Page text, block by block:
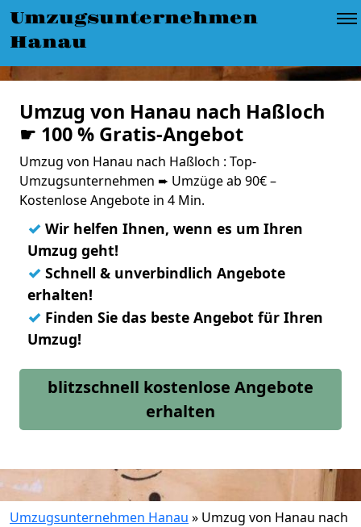
Umzugsunternehmen
Hanau
Umzug von Hanau nach Haßloch
☛ 100 % Gratis-Angebot
Umzug von Hanau nach Haßloch : Top-
Umzugsunternehmen ➨ Umzüge ab 90€ –
Kostenlose Angebote in 4 Min.
✓ Wir helfen Ihnen, wenn es um Ihren
Umzug geht!
✓ Schnell & unverbindlich Angebote
erhalten!
✓ Finden Sie das beste Angebot für Ihren
Umzug!
blitzschnell kostenlose Angebote
erhalten
Umzugsunternehmen Hanau » Umzug von Hanau nach